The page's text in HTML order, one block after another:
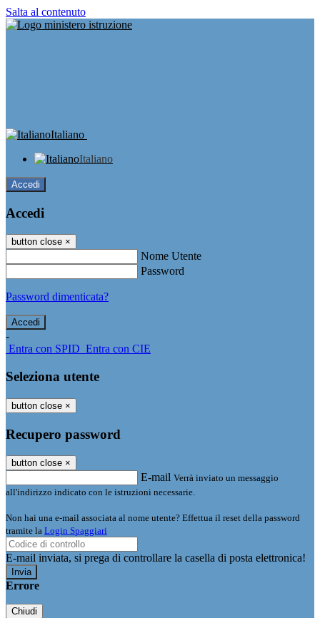
Salta al contenuto
Italiano
Italiano
Accedi
Accedi
button close ×
Nome Utente
Password
Password dimenticata?
-
Entra con SPID Entra con CIE
Seleziona utente
button close ×
Recupero password
button close ×
E-mail Verrà inviato un messaggio
all'indirizzo indicato con le istruzioni necessarie.
Non hai una e-mail associata al nome utente? Effettua il reset della password
tramite la Login Spaggiari
E-mail inviata, si prega di controllare la casella di posta elettronica!
Errore
Chiudi